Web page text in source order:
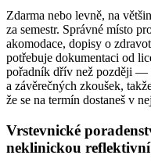
Zdarma nebo levně, na
za semestr. Správné místo
akomodace, dopisy o
potřebuje dokumentaci od
pořadník dřív než později —
a závěrečných zkoušek,
že se na termín dostaneš v
Vrstevnické
neklinickou